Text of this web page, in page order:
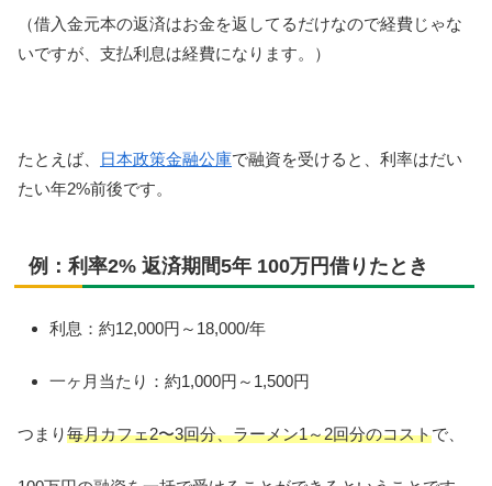
（借入金元本の返済はお金を返してるだけなので経費じゃな
いですが、支払利息は経費になります。）
たとえば、 日本政策金融公庫で融資を受けると、利率はだい
たい年2%前後です。
例：利率2% 返済期間5年 100万円借りたとき
利息：約12,000円～18,000/年
一ヶ月当たり：約1,000円～1,500円
つまり毎月カフェ2〜3回分、ラーメン1～2回分のコストで、